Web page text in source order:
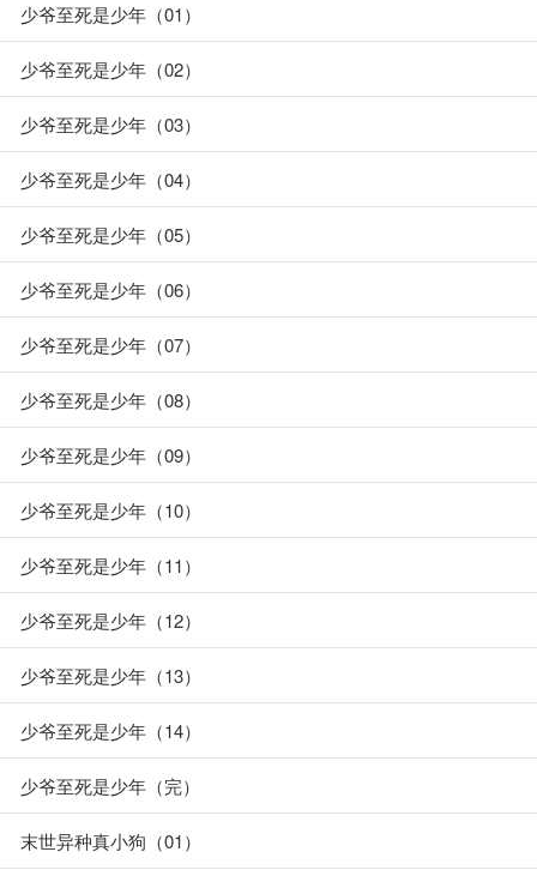
少爷至死是少年（01）
少爷至死是少年（02）
少爷至死是少年（03）
少爷至死是少年（04）
少爷至死是少年（05）
少爷至死是少年（06）
少爷至死是少年（07）
少爷至死是少年（08）
少爷至死是少年（09）
少爷至死是少年（10）
少爷至死是少年（11）
少爷至死是少年（12）
少爷至死是少年（13）
少爷至死是少年（14）
少爷至死是少年（完）
末世异种真小狗（01）